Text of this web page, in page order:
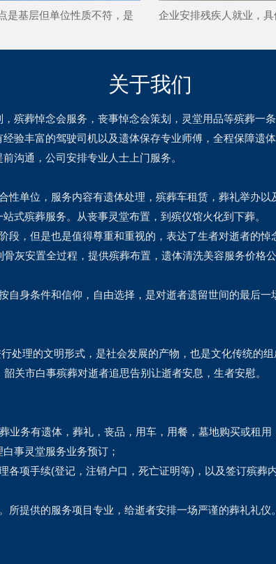
是基层但单位性质不符，是
企业安排残疾人就业，
关于我们
殡葬悼念会服务，丧事悼念会策划，灵堂用品等殡葬一
验丰富的驾驶司机以及遗体保存专业师傅，全程保障遗
沟通，公司安排专业人士上门服务。
性单位，服务内容有遗体处理，殡葬车租赁，葬礼举办
式殡葬服务。从丧事灵堂布置，到殡仪馆火化到下葬。
段，但是也是值得尊重和重视的，表达了生者对逝者的
灰安置全过程，提供殡葬布置，遗体清洗美容服务价格
自身条件和信仰，自由选择，是对逝者遗留世间的最后
处理的文明形式，是社会发展的产物，也是文化传统的
关市白事殡葬对逝者追思告别让逝者安息，生者安慰。
业务有遗体，葬礼，丧品，用车，用餐，墓地购买或租
事灵堂服务业务预订；
各项手续(登记，注销户口，死亡证明等)，以及签订殡
提供的服务项目专业，给逝者安排一场严谨的葬礼礼仪